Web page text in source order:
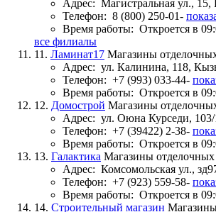
Адрес: Магистральная ул.,
Телефон: 8 (800) 250-01-
Время работы: Откроется в
все филиалы
11. Ламинат17 Магазины
Адрес: ул. Калинина, 118,
Телефон: +7 (993) 033-44-
Время работы: Откроется в
12. Домострой Магазины
Адрес: ул. Оюна Курседи,
Телефон: +7 (39422) 2-38-
Время работы: Откроется в
13. Галактика Магазины отделочных
Адрес: Комсомольская ул.,
Телефон: +7 (923) 559-58-
Время работы: Откроется в
14. Строительный магазин